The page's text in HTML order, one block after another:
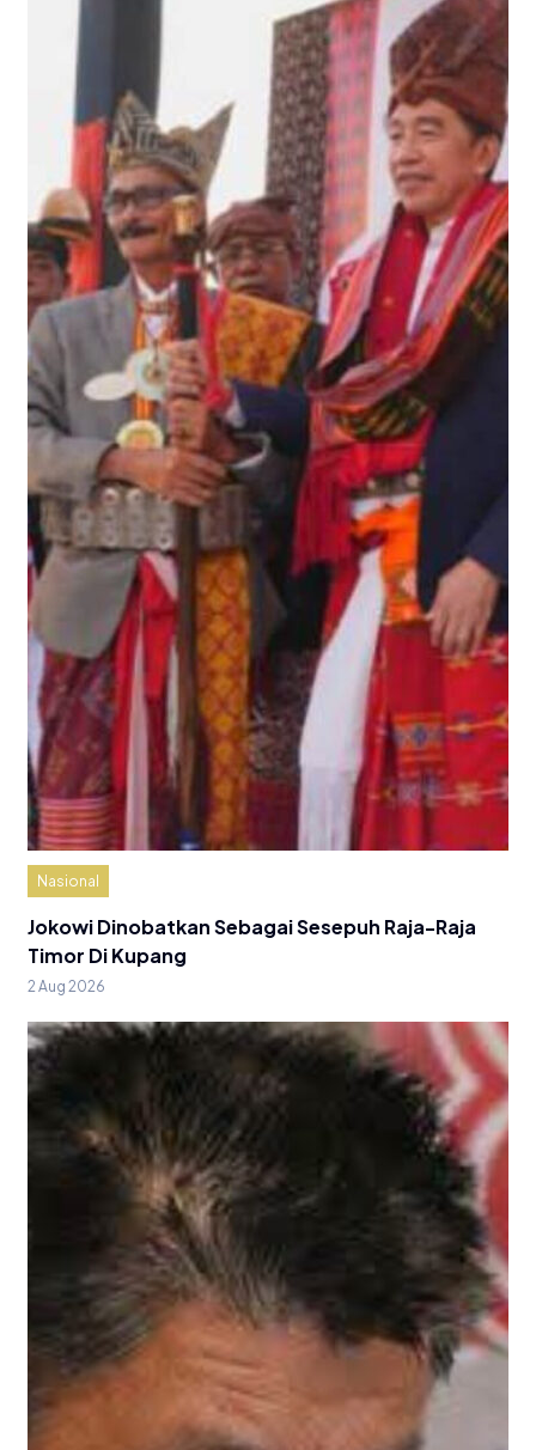
Nasional
Jokowi Dinobatkan Sebagai Sesepuh Raja-Raja
Timor Di Kupang
2 Aug 2026